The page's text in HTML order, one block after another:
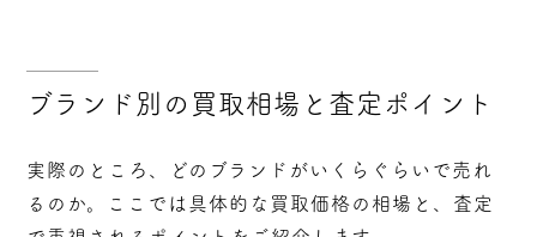
ブランド別の買取相場と査定ポイント
実際のところ、どのブランドがいくらぐらいで売れ
るのか。ここでは具体的な買取価格の相場と、査定